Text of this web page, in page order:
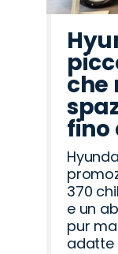
che
fino
370
e un
pur
adatte